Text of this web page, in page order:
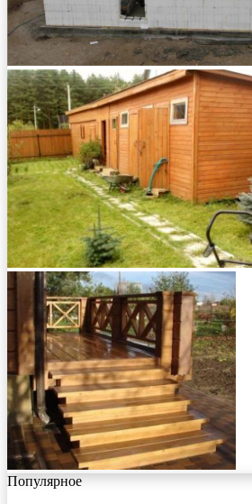
Популярное